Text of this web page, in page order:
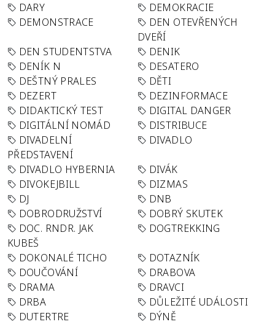
DARY
DEMOKRACIE
DEMONSTRACE
DEN OTEVŘENÝCH
DVEŘÍ
DEN STUDENTSTVA
DENIK
DENÍK N
DESATERO
DEŠTNÝ PRALES
DĚTI
DEZERT
DEZINFORMACE
DIDAKTICKÝ TEST
DIGITAL DANGER
DIGITÁLNÍ NOMÁD
DISTRIBUCE
DIVADELNÍ
PŘEDSTAVENÍ
DIVADLO
DIVADLO HYBERNIA
DIVÁK
DIVOKEJBILL
DIZMAS
DJ
DNB
DOBRODRUŽSTVÍ
DOBRÝ SKUTEK
DOC. RNDR. JAK
KUBEŠ
DOGTREKKING
DOKONALÉ TICHO
DOTAZNÍK
DOUČOVÁNÍ
DRABOVA
DRAMA
DRAVCI
DRBA
DŮLEŽITÉ UDÁLOSTI
DUTERTRE
DÝNĚ